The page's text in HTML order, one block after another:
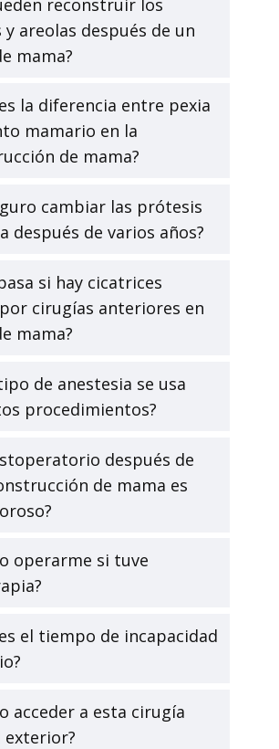
y areolas después de un
mama?
la diferencia entre pexia
mamario en la
de mama?
cambiar las prótesis
después de varios años?
si hay cicatrices
cirugías anteriores en
mama?
de anestesia se usa
procedimientos?
después de
de mama es
operarme si tuve
el tiempo de incapacidad
acceder a esta cirugía
exterior?